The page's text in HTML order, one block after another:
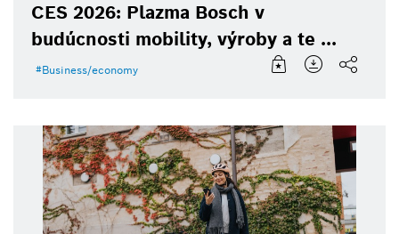
CES 2026: Plazma Bosch v
budúcnosti mobility, výroby a te ...
Business/economy